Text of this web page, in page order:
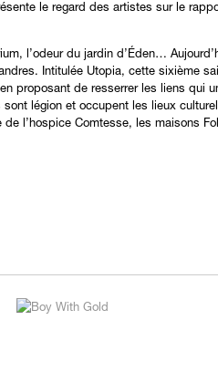
le regard des artistes sur le
l’odeur du jardin d’Éden…
Intitulée Utopia, cette sixième
proposant de resserrer les liens qui
légion et occupent les lieux
l’hospice Comtesse, les maisons